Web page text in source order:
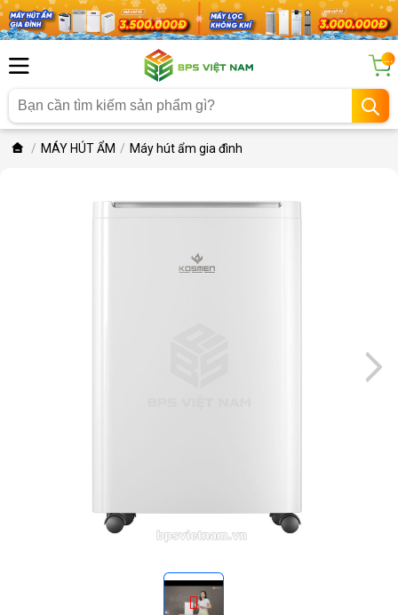
...
MÁY HÚT ẨM Máy hút ẩm gia đình